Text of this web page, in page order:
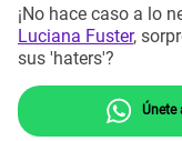
¡No hace caso a lo
Luciana Fuster,
sus 'haters'?
Únete